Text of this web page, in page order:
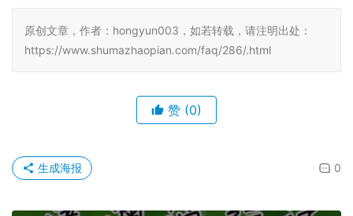
原创文章，作者：hongyun003，如若转载，请注明出处：
https://www.shumazhaopian.com/faq/286/.html
赞 (0)
0
生成海报